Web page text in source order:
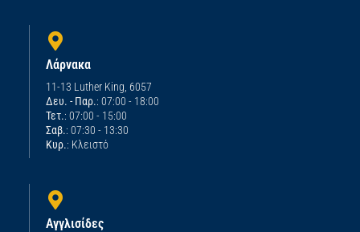
Λάρνακα
11-13 Luther King, 6057
Δευ. - Παρ.: 07:00 - 18:00
Τετ.: 07:00 - 15:00
Σαβ.: 07:30 - 13:30
Κυρ.: Κλειστό
Αγγλισίδες